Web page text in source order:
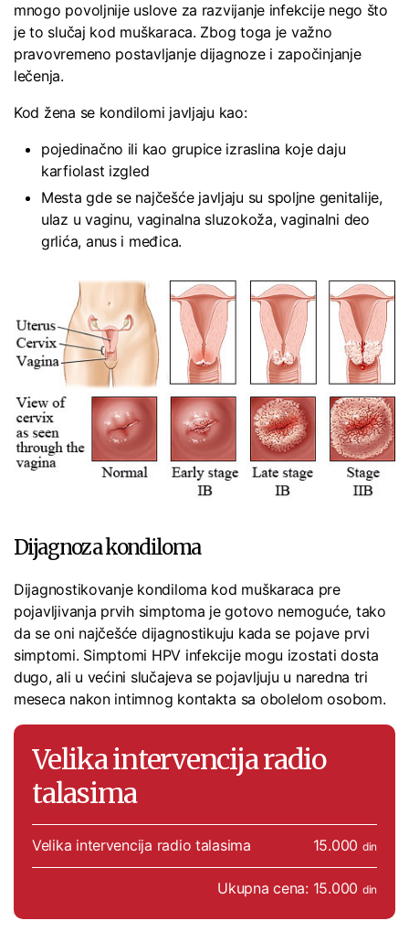
mnogo povoljnije uslove za razvijanje infekcije nego što
je to slučaj kod muškaraca. Zbog toga je važno
pravovremeno postavljanje dijagnoze i započinjanje
lečenja.
Kod žena se kondilomi javljaju kao:
pojedinačno ili kao grupice izraslina koje daju
karfiolast izgled
Mesta gde se najčešće javljaju su spoljne genitalije,
ulaz u vaginu, vaginalna sluzokoža, vaginalni deo
grlića, anus i međica.
Dijagnoza kondiloma
Dijagnostikovanje kondiloma kod muškaraca pre
pojavljivanja prvih simptoma je gotovo nemoguće, tako
da se oni najčešće dijagnostikuju kada se pojave prvi
simptomi. Simptomi HPV infekcije mogu izostati dosta
dugo, ali u većini slučajeva se pojavljuju u naredna tri
meseca nakon intimnog kontakta sa obolelom osobom.
Velika intervencija radio
talasima
Velika intervencija radio talasima 15.000 din
Ukupna cena: 15.000 din